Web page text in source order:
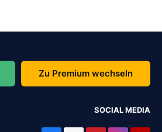
Zu Premium wechseln
SOCIAL MEDIA